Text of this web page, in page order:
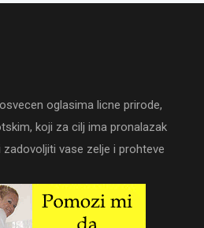
oglasima licne prirode,
koji za cilj ima pronalazak
vase zelje i prohteve